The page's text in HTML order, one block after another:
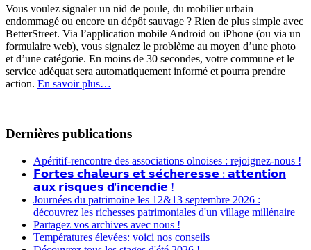
Vous voulez signaler un nid de poule, du mobilier urbain
endommagé ou encore un dépôt sauvage ? Rien de plus simple avec
BetterStreet. Via l’application mobile Android ou iPhone (ou via un
formulaire web), vous signalez le problème au moyen d’une photo
et d’une catégorie. En moins de 30 secondes, votre commune et le
service adéquat sera automatiquement informé et pourra prendre
action. En savoir plus…
Dernières publications
Apéritif-rencontre des associations olnoises : rejoignez-nous !
𝗙𝗼𝗿𝘁𝗲𝘀 𝗰𝗵𝗮𝗹𝗲𝘂𝗿𝘀 𝗲𝘁 𝘀𝗲́𝗰𝗵𝗲𝗿𝗲𝘀𝘀𝗲 : 𝗮𝘁𝘁𝗲𝗻𝘁𝗶𝗼𝗻
𝗮𝘂𝘅 𝗿𝗶𝘀𝗾𝘂𝗲𝘀 𝗱'𝗶𝗻𝗰𝗲𝗻𝗱𝗶𝗲 !
Journées du patrimoine les 12&13 septembre 2026 :
découvrez les richesses patrimoniales d'un village millénaire
Partagez vos archives avec nous !
Températures élevées: voici nos conseils